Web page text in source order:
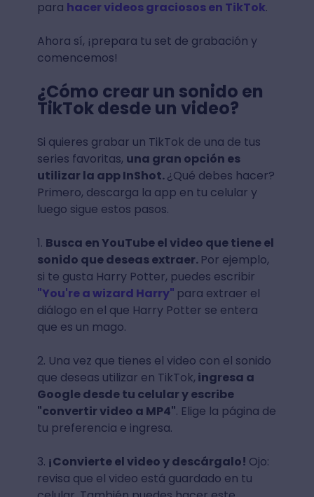
para hacer videos graciosos en TikTok.
Ahora sí, ¡prepara tu set de grabación y
comencemos!
¿Cómo crear un sonido en
TikTok desde un video?
Si quieres grabar un TikTok de una de tus
series favoritas, una gran opción es
utilizar la app InShot.¿Qué debes hacer?
Primero, descarga la app en tu celular y
luego sigue estos pasos.
1. Busca en YouTube el video que tiene el
sonido que deseas extraer. Por ejemplo,
si te gusta Harry Potter, puedes escribir
"You're a wizard Harry" para extraer el
diálogo en el que Harry Potter se entera
que es un mago.
2. Una vez que tienes el video con el sonido
que deseas utilizar en TikTok, ingresa a
Google desde tu celular y escribe
"convertir video a MP4". Elige la página de
tu preferencia e ingresa.
3. ¡Convierte el video y descárgalo! Ojo:
revisa que el video está guardado en tu